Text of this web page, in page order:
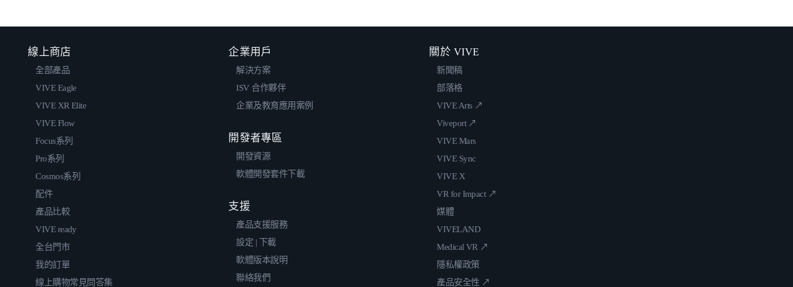
線上商店
全部產品
VIVE Eagle
VIVE XR Elite
VIVE Flow
Focus系列
Pro系列
Cosmos系列
配件
產品比較
VIVE ready
全台門市
我的訂單
線上購物常見問答集
企業用戶
解決方案
ISV 合作夥伴
企業及教育應用案例
開發者專區
開發資源
軟體開發套件下載
支援
產品支援服務
設定 | 下載
軟體版本說明
聯絡我們
關於 VIVE
新聞稿
部落格
VIVE Arts ↗
Viveport ↗
VIVE Mars
VIVE Sync
VIVE X
VR for Impact ↗
媒體
VIVELAND
Medical VR ↗
隱私權政策
產品安全性 ↗